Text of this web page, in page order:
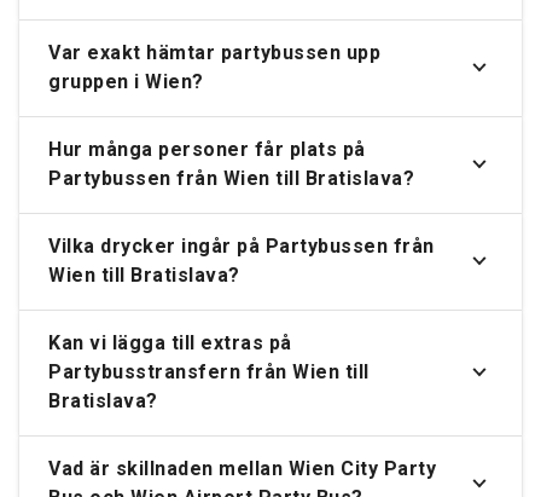
Var exakt hämtar partybussen upp
gruppen i Wien?
Hur många personer får plats på
Partybussen från Wien till Bratislava?
Vilka drycker ingår på Partybussen från
Wien till Bratislava?
Kan vi lägga till extras på
Partybusstransfern från Wien till
Bratislava?
Vad är skillnaden mellan Wien City Party